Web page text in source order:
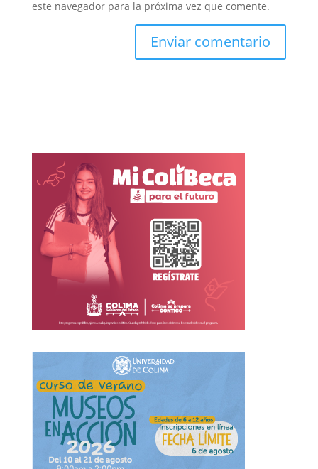
este navegador para la próxima vez que comente.